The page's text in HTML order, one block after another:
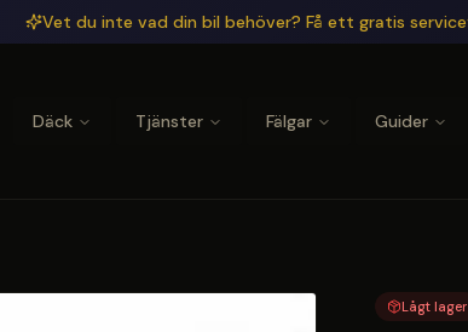
Vet du inte vad din bil behöver? Få ett gratis
Däck Tjänster Fälgar Guider
Lågt lager